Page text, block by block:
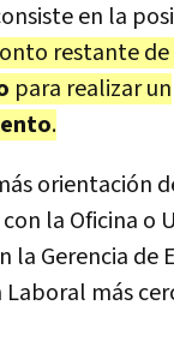
en la
restante
para realizar un
.
orientación
la Oficina o
la Gerencia de
más